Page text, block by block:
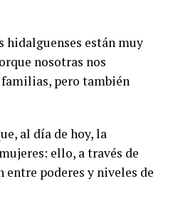
hidalguenses están muy
nosotras nos
pero también
al día de hoy, la
ello, a través de
poderes y niveles de